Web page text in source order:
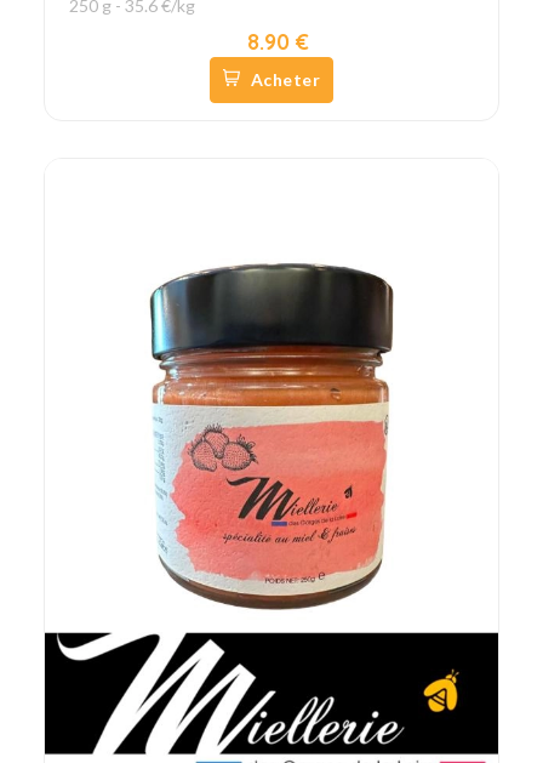
250 g - 35.6 €/kg
8.90 €
Acheter